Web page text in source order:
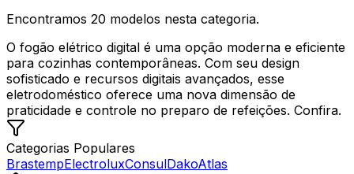
Encontramos 20 modelos nesta categoria.
O fogão elétrico digital é uma opção moderna e eficiente
para cozinhas contemporâneas. Com seu design
sofisticado e recursos digitais avançados, esse
eletrodoméstico oferece uma nova dimensão de
praticidade e controle no preparo de refeições. Confira.
Categorias Populares
BrastempElectroluxConsulDakoAtlas